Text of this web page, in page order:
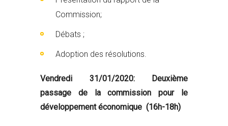
Commission;
Débats ;
Adoption des résolutions.
Vendredi 31/01/2020: Deuxième
passage de la commission pour le
développement économique (16h-18h)